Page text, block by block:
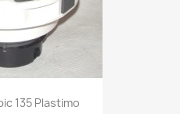
135 Plastimo